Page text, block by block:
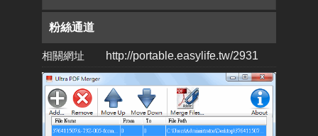
粉絲通道
相關網址 http://portable.easylife.tw/2931